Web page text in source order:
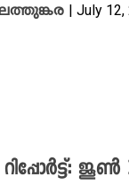
| July 12,
ജൂൺ